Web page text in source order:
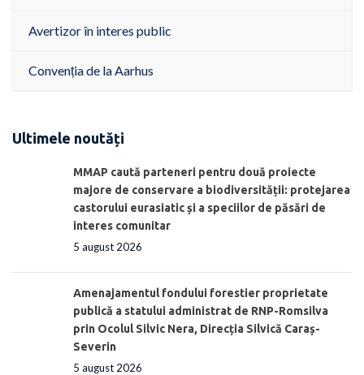
Avertizor în interes public
Convenția de la Aarhus
Ultimele noutăți
MMAP caută parteneri pentru două proiecte
majore de conservare a biodiversității: protejarea
castorului eurasiatic și a speciilor de păsări de
interes comunitar
5 august 2026
Amenajamentul fondului forestier proprietate
publică a statului administrat de RNP-Romsilva
prin Ocolul Silvic Nera, Direcția Silvică Caraș-
Severin
5 august 2026